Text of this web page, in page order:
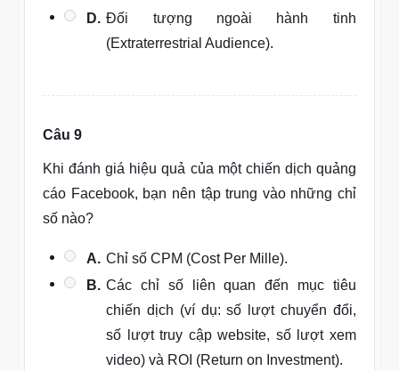
D. Đối tượng ngoài hành tinh
(Extraterrestrial Audience).
Câu 9
Khi đánh giá hiệu quả của một chiến dịch quảng
cáo Facebook, bạn nên tập trung vào những chỉ
số nào?
A. Chỉ số CPM (Cost Per Mille).
B. Các chỉ số liên quan đến mục tiêu
chiến dịch (ví dụ: số lượt chuyển đổi,
số lượt truy cập website, số lượt xem
video) và ROI (Return on Investment).